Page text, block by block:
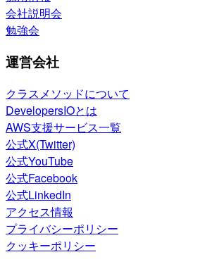
会社説明会
勉強会
運営会社
クラスメソッドについて
DevelopersIOとは
AWS支援サービス一覧
公式X(Twitter)
公式YouTube
公式Facebook
公式LinkedIn
アクセス情報
プライバシーポリシー
クッキーポリシー